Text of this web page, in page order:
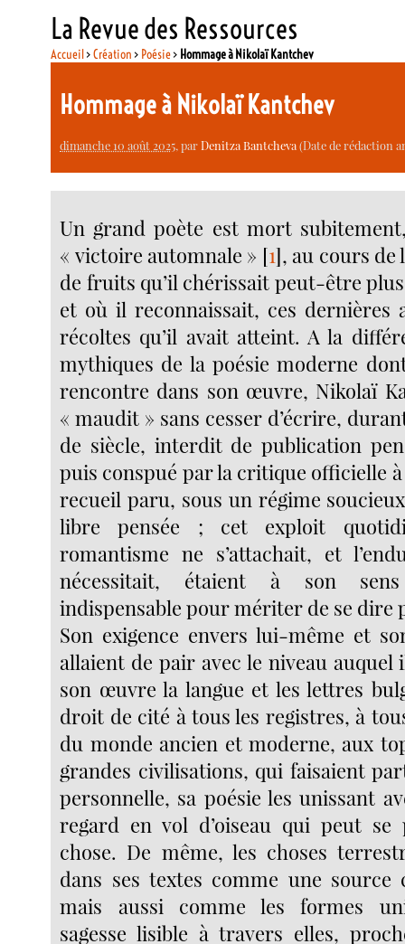
La Revue des Ressources
Accueil>Création > Poésie> Hommage à Nikolaï Kantchev
Hommage à Nikolaï Kantchev
dimanche 10 août 2025, parDenitza Bantcheva(Date de rédaction
Un grand poète est mort
« victoire automnale » [1], au cours de
de fruits qu’il chérissait peut-être
et où il reconnaissait, ces dernières
récoltes qu’il avait atteint. A la
mythiques de la poésie moderne
rencontre dans son œuvre, Nikolaï
« maudit » sans cesser d’écrire,
de siècle, interdit de publication
puis conspué par la critique officielle
recueil paru, sous un régime
libre pensée ; cet exploit
romantisme ne s’attachait, et
nécessitait, étaient à son
indispensable pour mériter de se dire
Son exigence envers lui-même et
allaient de pair avec le niveau
son œuvre la langue et les lettres
droit de cité à tous les registres, à
du monde ancien et moderne, aux
grandes civilisations, qui faisaient
personnelle, sa poésie les unissant
regard en vol d’oiseau qui peut
chose. De même, les choses
dans ses textes comme une source
mais aussi comme les formes
sagesse lisible à travers elles,